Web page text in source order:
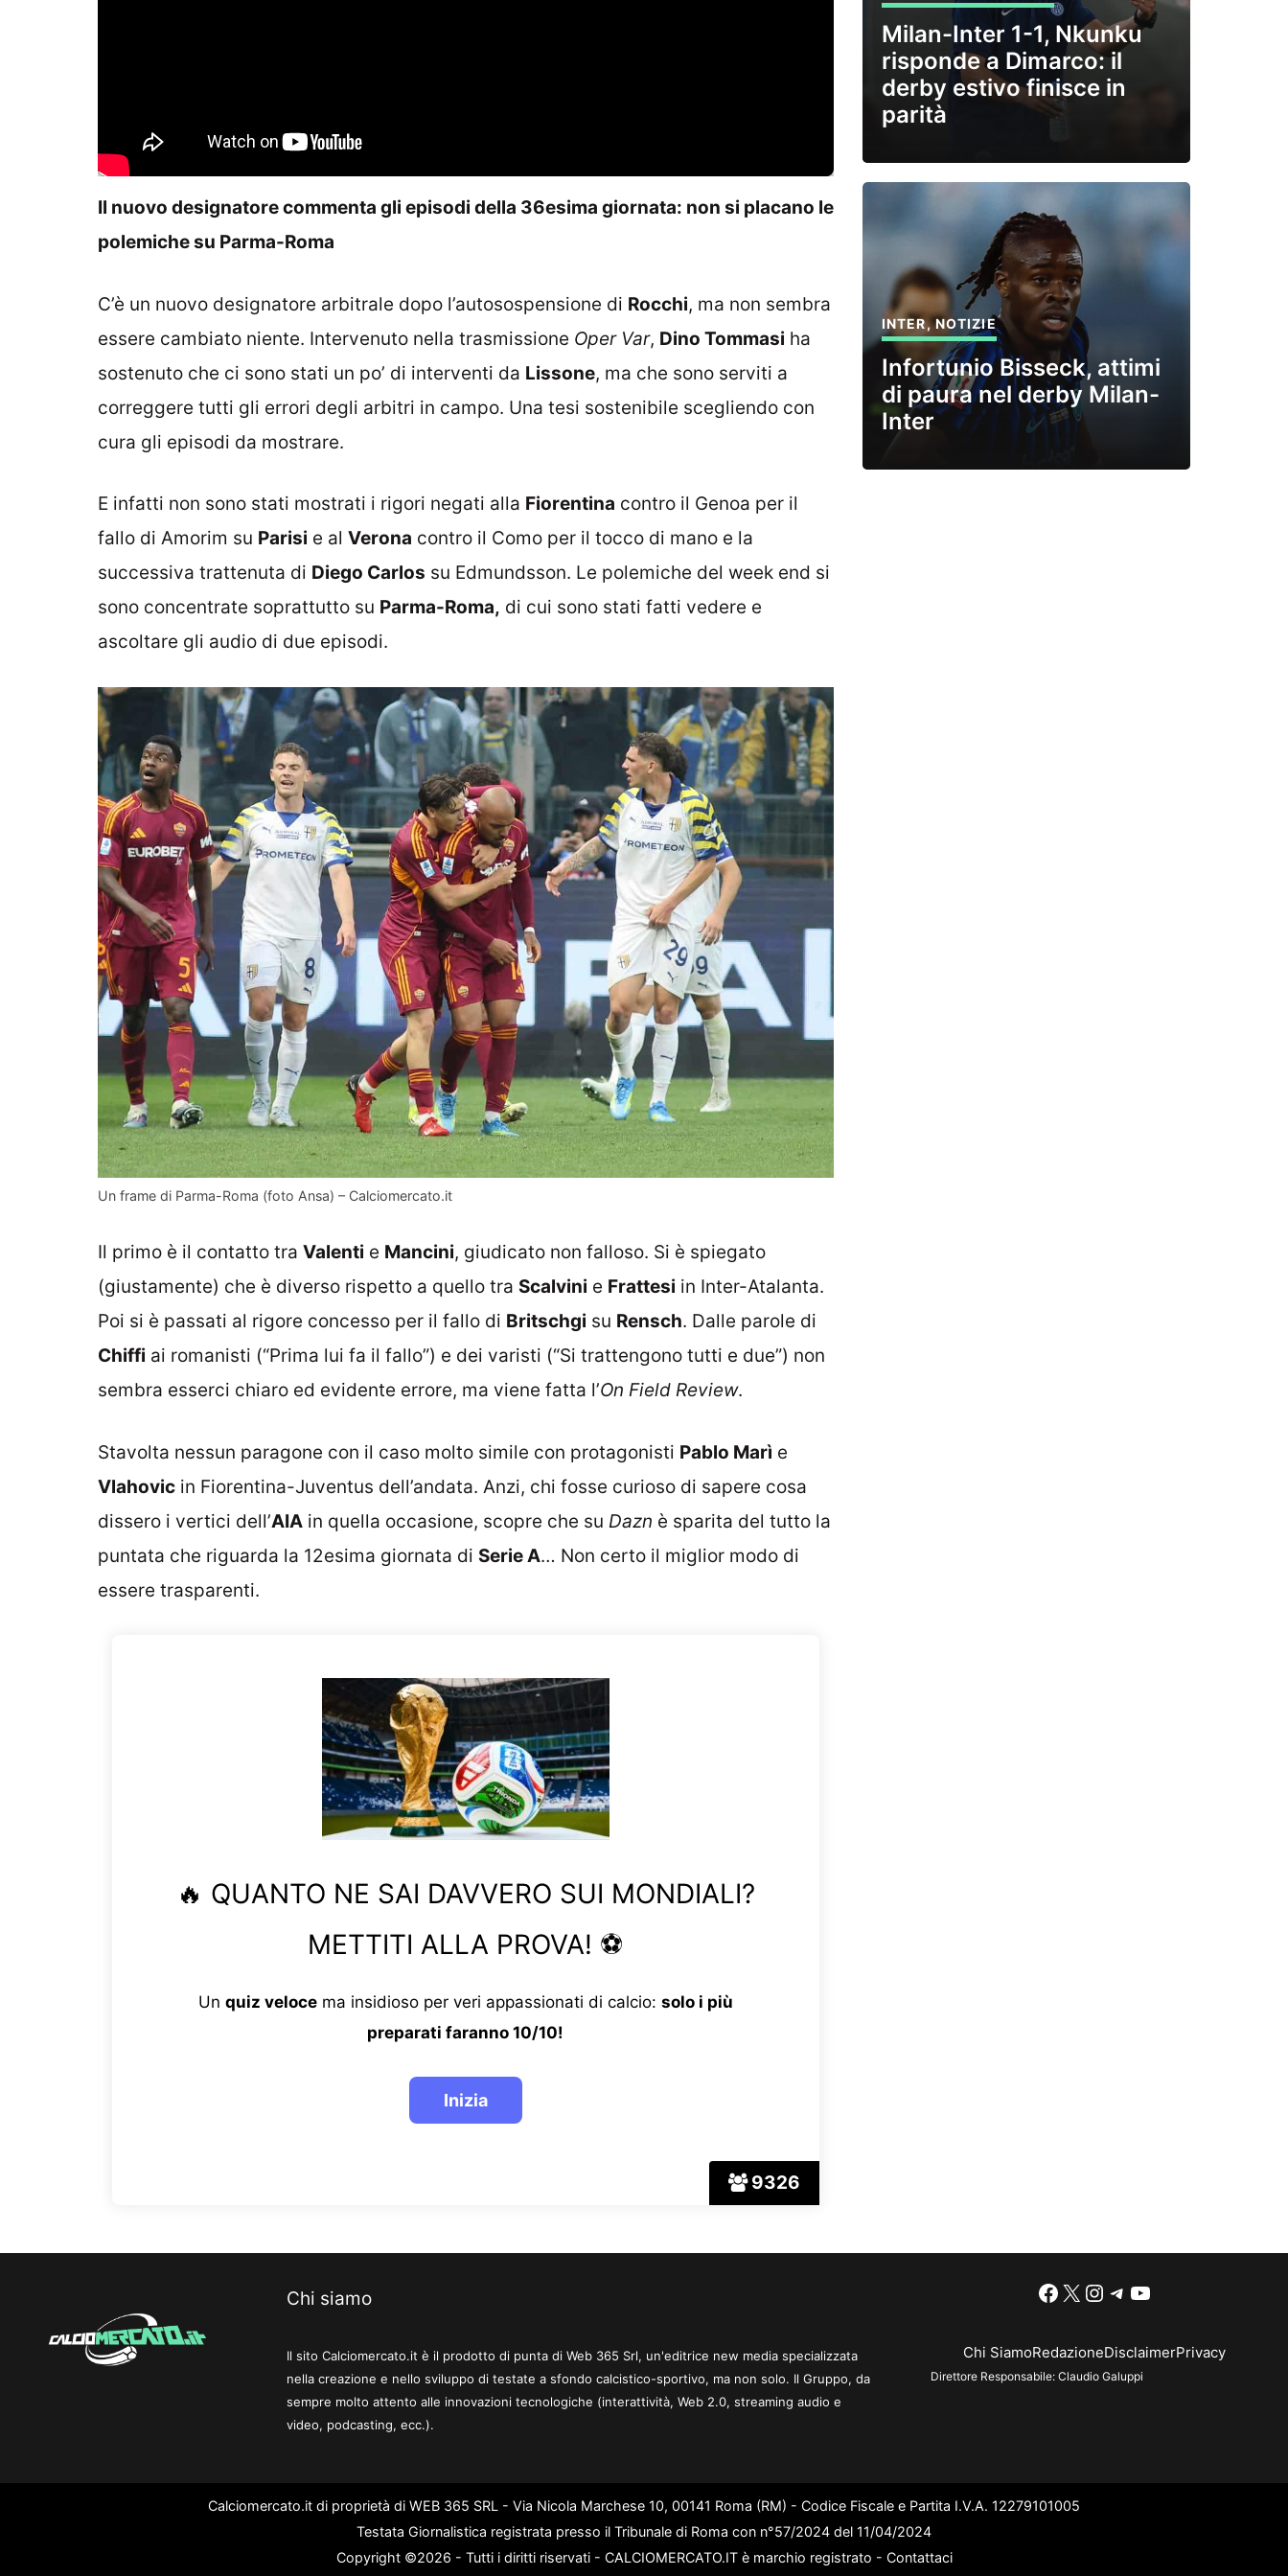
Il nuovo designatore commenta gli episodi della 36esima giornata: non si placano le
polemiche su Parma-Roma
C’è un nuovo designatore arbitrale dopo l’autosospensione di Rocchi, ma non sembra
essere cambiato niente. Intervenuto nella trasmissione Oper Var, Dino Tommasi ha
sostenuto che ci sono stati un po’ di interventi da Lissone, ma che sono serviti a
correggere tutti gli errori degli arbitri in campo. Una tesi sostenibile scegliendo con
cura gli episodi da mostrare.
E infatti non sono stati mostrati i rigori negati alla Fiorentina contro il Genoa per il
fallo di Amorim su Parisi e al Verona contro il Como per il tocco di mano e la
successiva trattenuta di Diego Carlos su Edmundsson. Le polemiche del week end si
sono concentrate soprattutto su Parma-Roma, di cui sono stati fatti vedere e
ascoltare gli audio di due episodi.
Un frame di Parma-Roma (foto Ansa) – Calciomercato.it
Il primo è il contatto tra Valenti e Mancini, giudicato non falloso. Si è spiegato
(giustamente) che è diverso rispetto a quello tra Scalvini e Frattesi in Inter-Atalanta.
Poi si è passati al rigore concesso per il fallo di Britschgi su Rensch. Dalle parole di
Chiffi ai romanisti (“Prima lui fa il fallo”) e dei varisti (“Si trattengono tutti e due”) non
sembra esserci chiaro ed evidente errore, ma viene fatta l’On Field Review.
Stavolta nessun paragone con il caso molto simile con protagonisti Pablo Marì e
Vlahovic in Fiorentina-Juventus dell’andata. Anzi, chi fosse curioso di sapere cosa
dissero i vertici dell’AIA in quella occasione, scopre che su Dazn è sparita del tutto la
puntata che riguarda la 12esima giornata di Serie A… Non certo il miglior modo di
essere trasparenti.
9326
🔥 QUANTO NE SAI DAVVERO SUI MONDIALI?
METTITI ALLA PROVA! ⚽
Un quiz velocema insidioso per veri appassionati di calcio: solo i più
preparati faranno 10/10!
Milan-Inter 1-1, Nkunku
risponde a Dimarco: il
derby estivo finisce in
parità
INTER,NOTIZIE
Infortunio Bisseck, attimi
di paura nel derby Milan-
Inter
Chi siamo
Il sito Calciomercato.it è il prodotto di punta di Web 365 Srl, un'editrice new media specializzata
nella creazione e nello sviluppo di testate a sfondo calcistico-sportivo, ma non solo. Il Gruppo, da
sempre molto attento alle innovazioni tecnologiche (interattività, Web 2.0, streaming audio e
video, podcasting, ecc.).
Facebook
X Instagram
Telegram
YouTube
Chi SiamoRedazioneDisclaimerPrivacy
Direttore Responsabile: Claudio Galuppi
Calciomercato.it di proprietà di WEB 365 SRL - Via Nicola Marchese 10, 00141 Roma (RM) - Codice Fiscale e Partita I.V.A. 12279101005
Testata Giornalistica registrata presso il Tribunale di Roma con n°57/2024 del 11/04/2024
Copyright ©2026 - Tutti i diritti riservati - CALCIOMERCATO.IT è marchio registrato - Contattaci